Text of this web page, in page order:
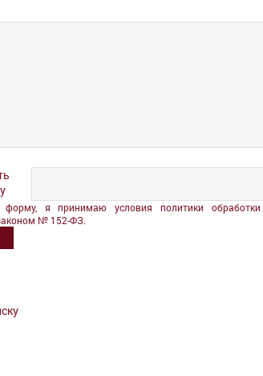
форму, я принимаю условия политики
№ 152-ФЗ.